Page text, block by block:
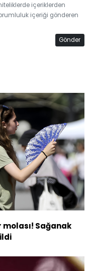
içeriklerden
içeriği gönderen
Gönder
Sağanak